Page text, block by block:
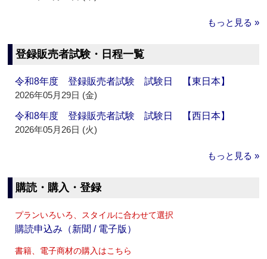
もっと見る »
登録販売者試験・日程一覧
令和8年度 登録販売者試験 試験日 【東日本】
2026年05月29日 (金)
令和8年度 登録販売者試験 試験日 【西日本】
2026年05月26日 (火)
もっと見る »
購読・購入・登録
プランいろいろ、スタイルに合わせて選択
購読申込み（新聞 / 電子版）
書籍、電子商材の購入はこちら